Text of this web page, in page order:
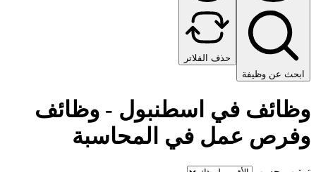
ابحث عن وظيفة
حذف الفلاتر
وظائف في اسطنبول - وظائف
وفرص عمل في المحاسبة